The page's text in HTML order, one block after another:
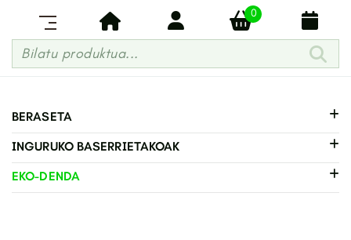
0
Bilatu produktua...
BERASETA
INGURUKO BASERRIETAKOAK
EKO-DENDA